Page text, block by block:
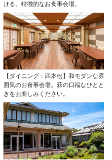
ける、特徴的なお食事会場。
【ダイニング：四本松】和モダンな雰
囲気のお食事会場。萩の口福なひとと
きをお楽しみください。